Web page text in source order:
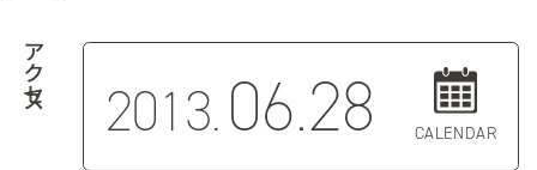
アクセス 2013.06.28 CALENDAR